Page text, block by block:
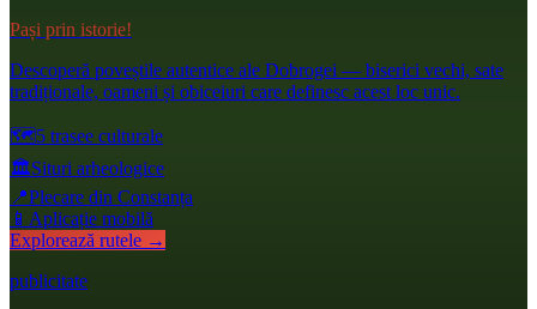
Pași prin istorie!
Descoperă poveștile autentice ale Dobrogei — biserici vechi, sate
tradiționale, oameni și obiceiuri care definesc acest loc unic.
🗺️5 trasee culturale
🏛️Situri arheologice
📍Plecare din Constanța
📱 Aplicație mobilă
Explorează rutele →
publicitate